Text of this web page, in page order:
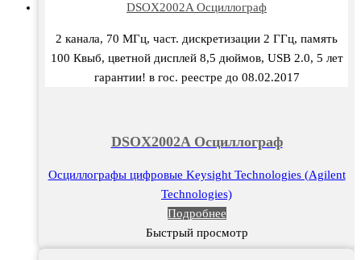
DSOX2002A Осциллограф
2 канала, 70 МГц, част. дискретизации 2 ГГц, память
100 Квыб, цветной дисплей 8,5 дюймов, USB 2.0, 5 лет
гарантии! в гос. реестре до 08.02.2017
DSOX2002A Осциллограф
Осциллографы цифровые Keysight Technologies (Agilent
Technologies)
Подробнее
Быстрый просмотр